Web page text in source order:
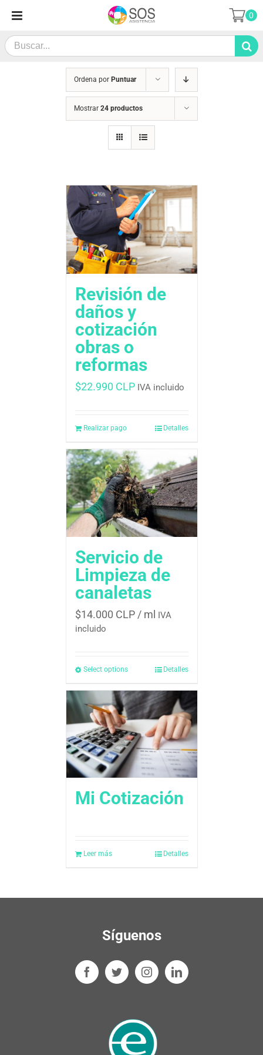
contenido
Search
for:
0
Ordena por Puntuar
Mostrar 24 productos
Revisión de
daños y
cotización 
obras o
reformas
$22.990 CLP IVA incluido
Realizar pago Detalles
Servicio de
Limpieza de
canaletas
$14.000 CLP/ ml IVA
incluido
Select options Detalles
Mi Cotización
Leer más Detalles
Síguenos